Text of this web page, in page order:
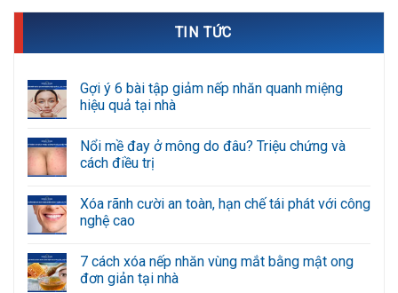
TIN TỨC
Gợi ý 6 bài tập giảm nếp nhăn quanh miệng
hiệu quả tại nhà
bình
luận
ở
6
bài
tập
nhăn
quanh
miệng
Nổi mề đay ở mông do đâu? Triệu chứng và
cách điều trị
bình
luận
ở
đay
ở
mông
Xóa rãnh cười an toàn, hạn chế tái phát với công
nghệ cao
bình
luận
ở
7 cách xóa nếp nhăn vùng mắt bằng mật ong
đơn giản tại nhà